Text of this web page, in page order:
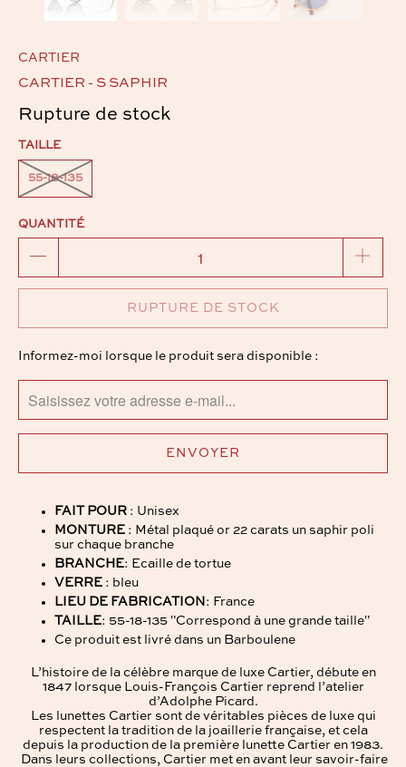
CARTIER
CARTIER - S SAPHIR
Rupture de stock
TAILLE
55-18-135
QUANTITÉ
RUPTURE DE STOCK
TRANSLATION
FR.PRODUCTS.NOTIFY_FORM.DESCRIPTION:
Informez-moi lorsque le produit sera disponible :
FAIT POUR : Unisex
MONTURE : Métal plaqué or 22 carats un saphir poli
sur chaque branche
BRANCHE: Ecaille de tortue
VERRE : bleu
LIEU DE FABRICATION : France
TAILLE: 55-18-135 "Correspond à une grande taille"
Ce produit est livré dans un Barboulene
L’histoire de la célèbre marque de luxe Cartier, débute en
1847 lorsque Louis-François Cartier reprend l’atelier
d’Adolphe Picard.
Les lunettes Cartier sont de véritables pièces de luxe qui
respectent la tradition de la joaillerie française, et cela
depuis la production de la première lunette Cartier en 1983.
Dans leurs collections, Cartier met en avant leur savoir-faire